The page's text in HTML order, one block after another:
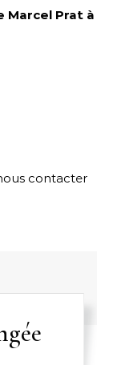
Marcel Prat à
contacter